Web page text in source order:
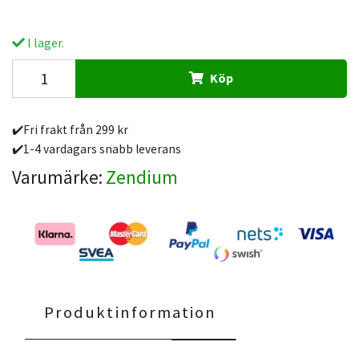
I lager.
Köp
✔️Fri frakt från 299 kr
✔️1-4 vardagars snabb leverans
Varumärke: Zendium
Produktinformation